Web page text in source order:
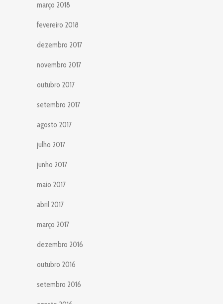
março 2018
fevereiro 2018
dezembro 2017
novembro 2017
outubro 2017
setembro 2017
agosto 2017
julho 2017
junho 2017
maio 2017
abril 2017
março 2017
dezembro 2016
outubro 2016
setembro 2016